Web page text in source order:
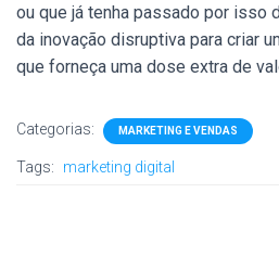
ou que já tenha passado por isso
da inovação disruptiva para criar
que forneça uma dose extra de
Categorias: MARKETING E VENDAS
Tags: marketing digital